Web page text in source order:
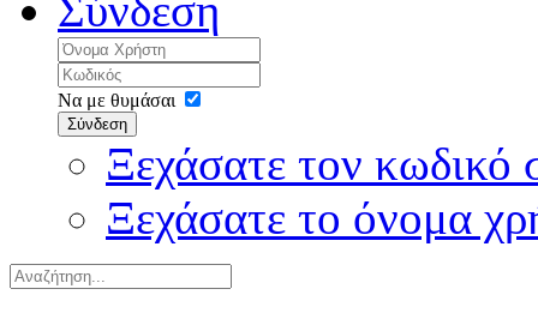
Να με θυμάσαι
Σύνδεση
Ξεχάσατε τον κωδικό
Ξεχάσατε το όνομα